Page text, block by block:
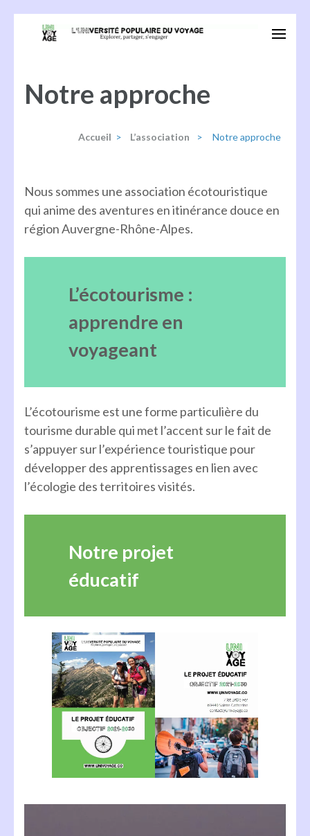
Entrée)
Notre approche
Accueil > L’association > Notre approche
Nous sommes une association écotouristique
qui anime des aventures en itinérance douce en
région Auvergne-Rhône-Alpes.
L’écotourisme :
apprendre en
voyageant
L’écotourisme est une forme particulière du
tourisme durable qui met l’accent sur le fait de
s’appuyer sur l’expérience touristique pour
développer des apprentissages en lien avec
l’écologie des territoires visités.
Notre projet
éducatif